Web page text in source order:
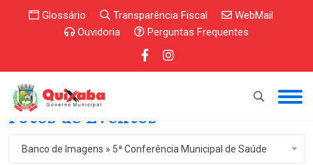
Glossário Transparência Fiscal
WebMail
Ouvidoria
Perguntas Frequentes
Fotos de Eventos
Banco de Imagens » 5ª Conferência Municipal de Saúde